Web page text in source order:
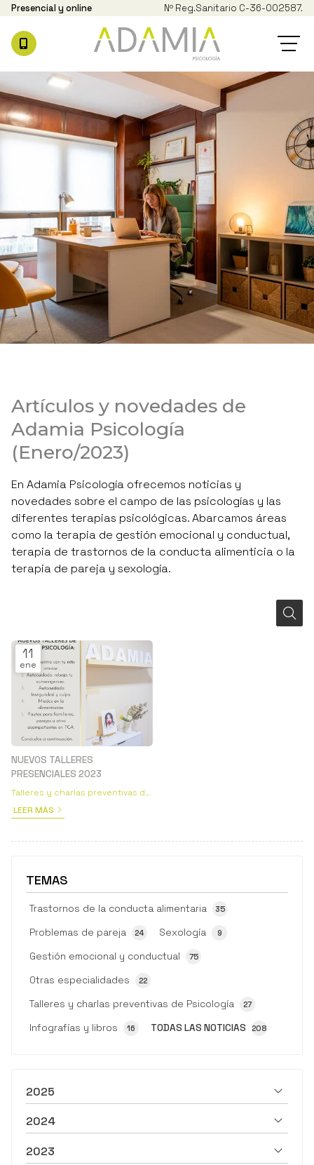
Presencial y online Nº Reg.Sanitario C-36-002587.
Artículos y novedades de
Adamia Psicología
(Enero/2023)
En Adamia Psicología ofrecemos noticias y
novedades sobre el campo de las psicologías y las
diferentes terapias psicológicas. Abarcamos áreas
como la terapia de gestión emocional y conductual,
terapia de trastornos de la conducta alimenticia o la
terapia de pareja y sexología.
TEMAS
TODAS LAS NOTICIAS 208
Trastornos de la conducta alimentaria 35
Problemas de pareja 24 Sexología 9
Gestión emocional y conductual 75
Otras especialidades 22
Talleres y charlas preventivas de Psicología 27
Infografías y libros 16
11
ene
NUEVOS TALLERES
PRESENCIALES 2023
Talleres y charlas preventivas de
Psicología
LEER MÁS
2025
2024
2023